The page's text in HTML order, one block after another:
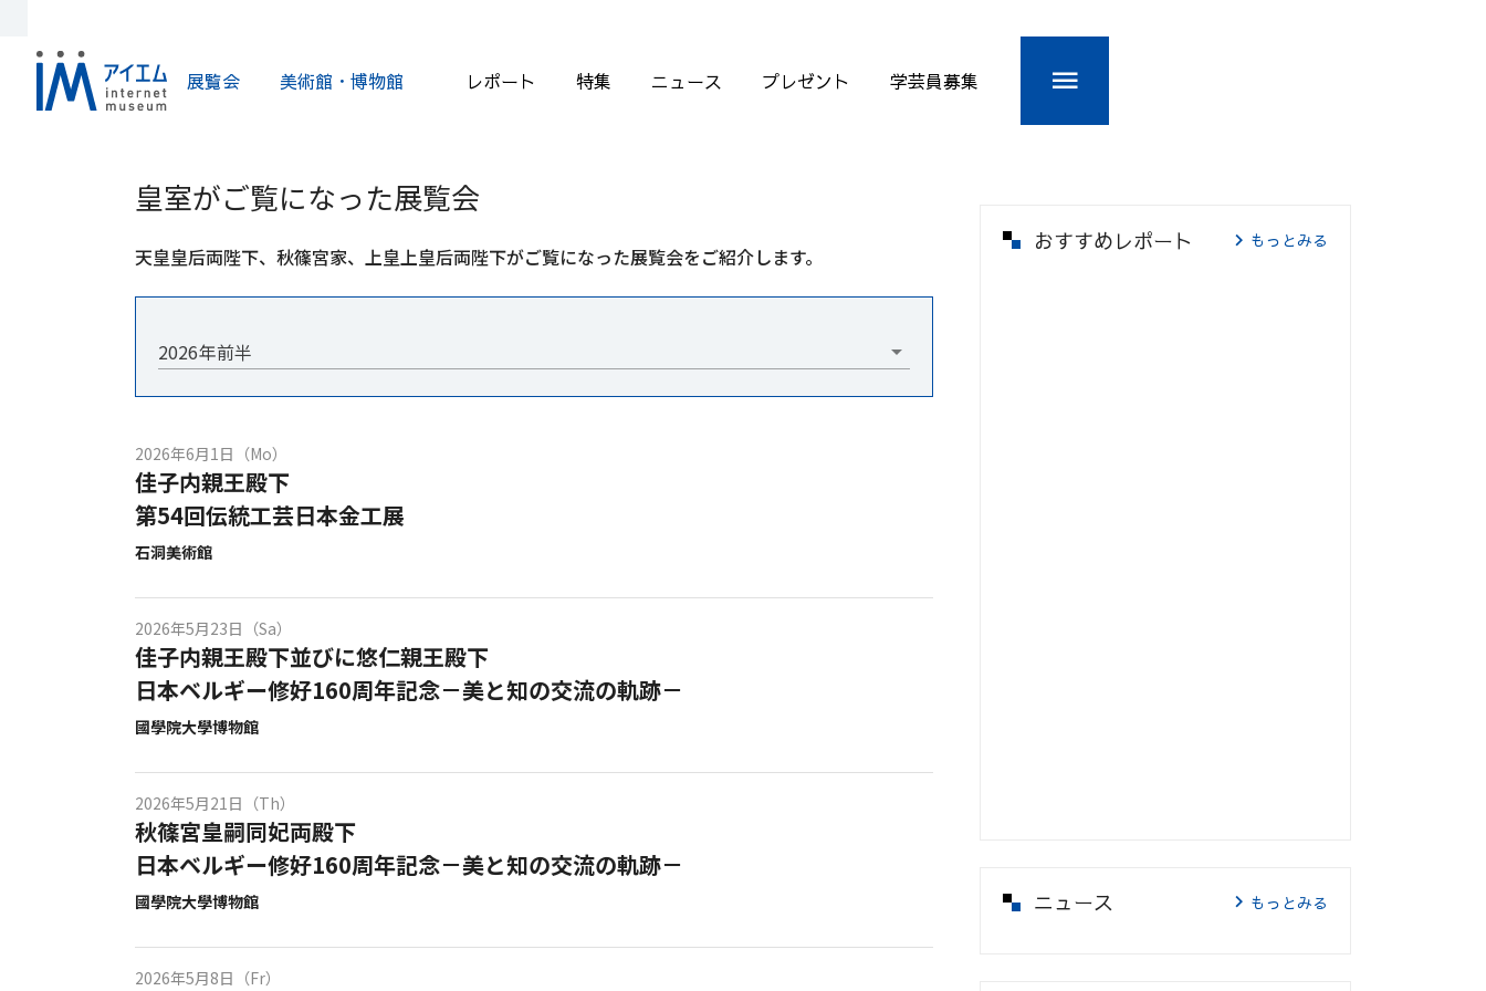
展覧会 美術館・博物館 レポート 特集 ニュース プレゼント 学芸員募集
皇室がご覧になった展覧会
天皇皇后両陛下、秋篠宮家、上皇上皇后両陛下がご覧になった展覧会をご紹介します。
2026年前半
2026年6月1日（Mo）
佳子内親王殿下
第54回伝統工芸日本金工展
石洞美術館
2026年5月23日（Sa）
佳子内親王殿下並びに悠仁親王殿下
日本ベルギー修好160周年記念－美と知の交流の軌跡－
國學院大學博物館
2026年5月21日（Th）
秋篠宮皇嗣同妃両殿下
日本ベルギー修好160周年記念－美と知の交流の軌跡－
國學院大學博物館
2026年5月8日（Fr）
おすすめレポート もっとみる
ニュース もっとみる